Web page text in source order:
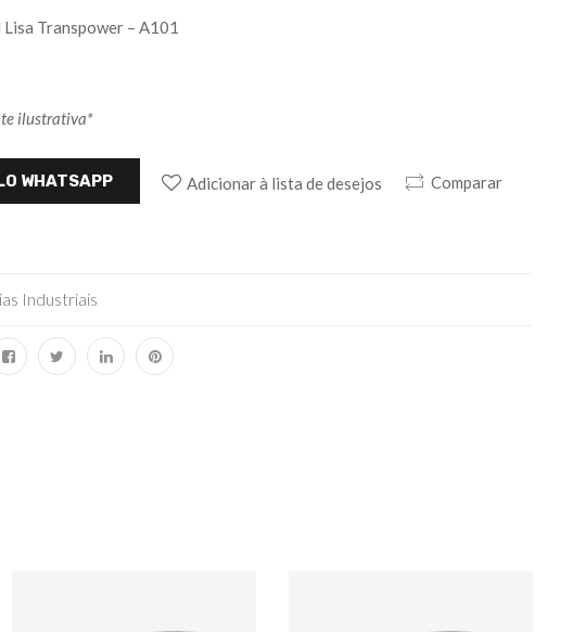
Transpower – A101
ilustrativa*
WHATSAPP Adicionar à lista de desejos Comparar
Industriais